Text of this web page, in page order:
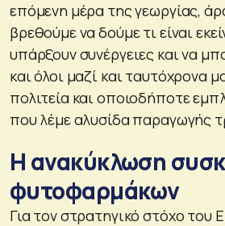
επόμενη μέρα της γεωργίας,
βρεθούμε να δούμε τι είναι
υπάρξουν συνέργειες και να
και όλοι μαζί και ταυτόχρονα
πολιτεία και οποιοδήποτε
που λέμε αλυσίδα παραγωγής
Η ανακύκλωση
φυτοφαρμάκων
Για τον στρατηγικό στόχο του